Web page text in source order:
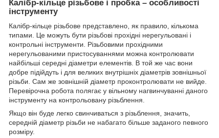
Калібр-кільце різьбове і пробка – особливості
інструменту
Калібр-кільце різьбове представлено, як правило, кількома
типами. Це можуть бути різьбові прохідні нерегульовані і
контрольні інструменти. Різьбовими прохідними
нерегульованими пристосуваннями можна контролювати
найбільші середні діаметри елементів. В той же час вони
добре підійдуть і для великих внутрішніх діаметрів зовнішньої
різьби. Сам же зовнішній діаметр проконтролювати не вийде.
Перевірочна робота полягає у вільному нагвинчуванні даного
інструменту на контрольовану різьблення.
Якщо він буде легко свинчиваться з різьблення, значить,
середній діаметр різьби не набагато більше заданого певного
розміру.